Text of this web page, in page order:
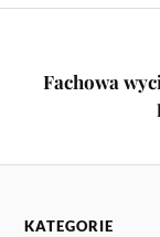
Fachowa
KATEGORIE